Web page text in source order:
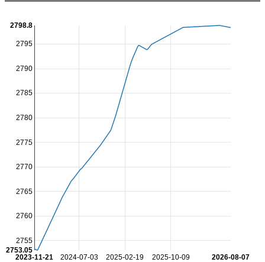
2024-07-03 2025-02-19 2025-10-09
2023-11-21 2026-08-07
2755
2760
2765
2770
2775
2780
2785
2790
2795
2753.05
2798.8